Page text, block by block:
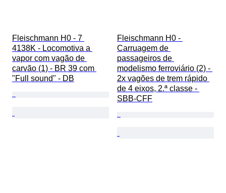
Fleischmann H0 - 7
4138K - Locomotiva a
vapor com vagão de
carvão (1) - BR 39 com
"Full sound" - DB
Fleischmann H0 -
Carruagem de
passageiros de
modelismo ferroviário (2) -
2x vagões de trem rápido
de 4 eixos, 2.ª classe -
SBB-CFF